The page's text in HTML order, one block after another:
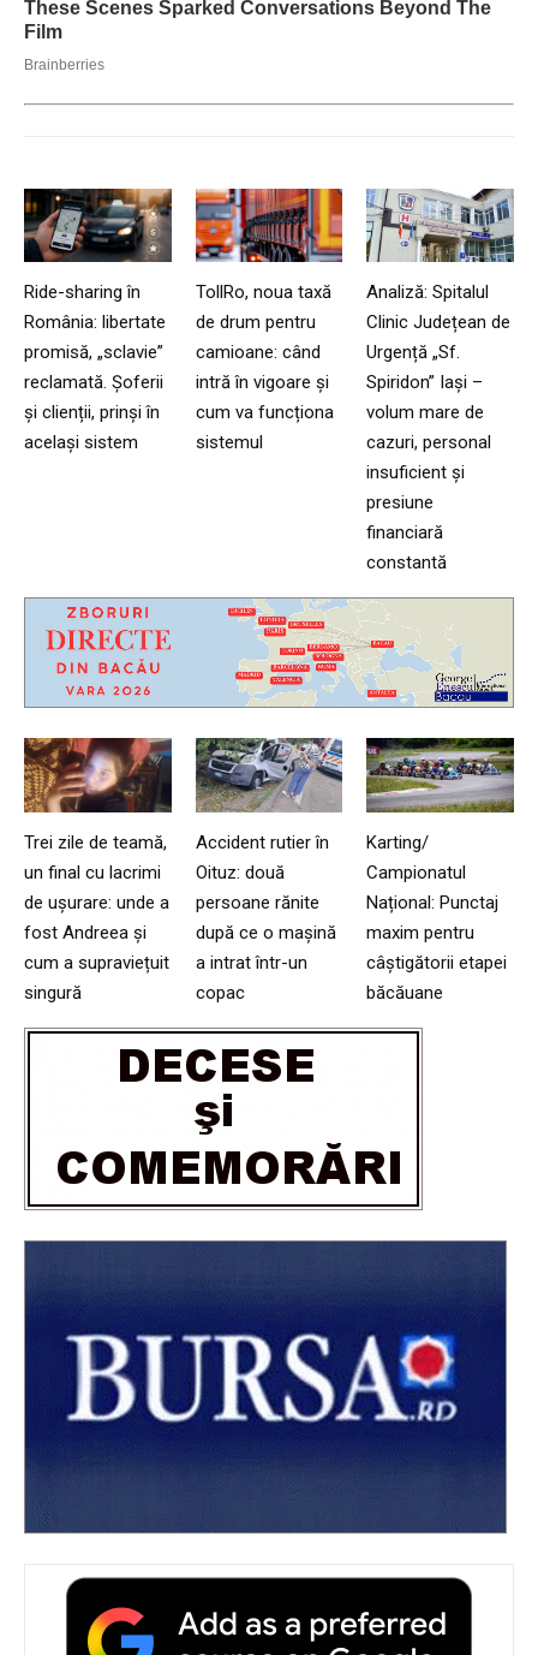
Ride-sharing în
România: libertate
promisă, „sclavie”
reclamată. Șoferii
și clienții, prinși în
același sistem
TollRo, noua taxă
de drum pentru
camioane: când
intră în vigoare și
cum va funcționa
sistemul
Analiză: Spitalul
Clinic Județean de
Urgență „Sf.
Spiridon” Iași –
volum mare de
cazuri, personal
insuficient și
presiune
financiară
constantă
Trei zile de teamă,
un final cu lacrimi
de ușurare: unde a
fost Andreea și
cum a supraviețuit
singură
Accident rutier în
Oituz: două
persoane rănite
după ce o mașină
a intrat într-un
copac
Karting/
Campionatul
Național: Punctaj
maxim pentru
câștigătorii etapei
băcăuane